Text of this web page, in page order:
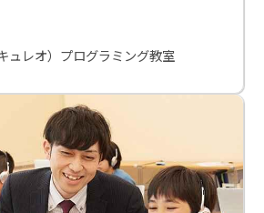
ュレオ）プログラミング教室